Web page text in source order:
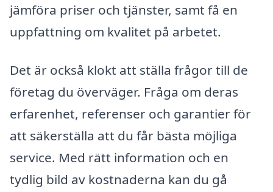
jämföra priser och tjänster, samt få en
uppfattning om kvalitet på arbetet.
Det är också klokt att ställa frågor till de
företag du överväger. Fråga om deras
erfarenhet, referenser och garantier för
att säkerställa att du får bästa möjliga
service. Med rätt information och en
tydlig bild av kostnaderna kan du gå